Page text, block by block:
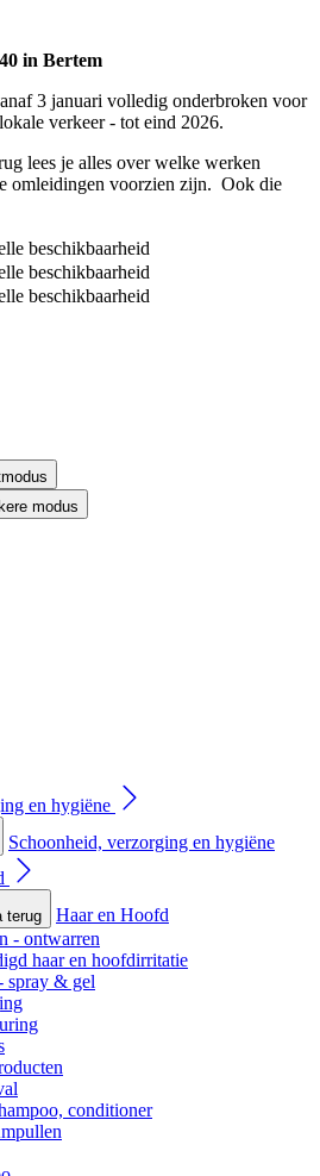
in Bertem
3 januari volledig onderbroken voor
verkeer - tot eind 2026.
lees je alles over welke werken
omleidingen voorzien zijn. Ook die
beschikbaarheid
beschikbaarheid
beschikbaarheid
modus
en hygiëne
Schoonheid, verzorging en hygiëne
terug
Haar en Hoofd
- ontwarren
haar en hoofdirritatie
spray & gel
conditioner